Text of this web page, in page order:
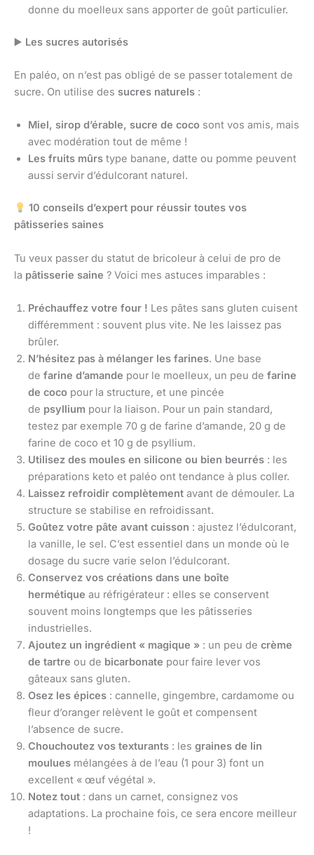
donne du moelleux sans apporter de goût particulier.
▶ ️ Les sucres autorisés
En paléo, on n’est pas obligé de se passer totalement de
sucre. On utilise des sucres naturels :
Miel, sirop d’érable, sucre de coco sont vos amis, mais
avec modération tout de même !
Les fruits mûrs type banane, datte ou pomme peuvent
aussi servir d’édulcorant naturel.
10 conseils d’expert pour réussir toutes vos
pâtisseries saines
Tu veux passer du statut de bricoleur à celui de pro de
la pâtisserie saine ? Voici mes astuces imparables :
Préchauffez votre four ! Les pâtes sans gluten cuisent
différemment : souvent plus vite. Ne les laissez pas
brûler.
N’hésitez pas à mélanger les farines. Une base
de farine d’amande pour le moelleux, un peu de farine
de coco pour la structure, et une pincée
de psyllium pour la liaison. Pour un pain standard,
testez par exemple 70 g de farine d’amande, 20 g de
farine de coco et 10 g de psyllium.
Utilisez des moules en silicone ou bien beurrés : les
préparations keto et paléo ont tendance à plus coller.
Laissez refroidir complètement avant de démouler. La
structure se stabilise en refroidissant.
Goûtez votre pâte avant cuisson : ajustez l’édulcorant,
la vanille, le sel. C’est essentiel dans un monde où le
dosage du sucre varie selon l’édulcorant.
Conservez vos créations dans une boîte
hermétique au réfrigérateur : elles se conservent
souvent moins longtemps que les pâtisseries
industrielles.
Ajoutez un ingrédient « magique » : un peu de crème
de tartre ou de bicarbonate pour faire lever vos
gâteaux sans gluten.
Osez les épices : cannelle, gingembre, cardamome ou
fleur d’oranger relèvent le goût et compensent
l’absence de sucre.
Chouchoutez vos texturants : les graines de lin
moulues mélangées à de l’eau (1 pour 3) font un
excellent « œuf végétal ».
Notez tout : dans un carnet, consignez vos
adaptations. La prochaine fois, ce sera encore meilleur
!